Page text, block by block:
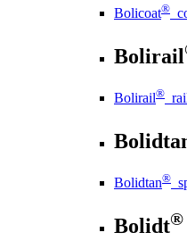
Bolicoat®
Bolirail
Bolirail®
Bolidtan®
Bolidt®